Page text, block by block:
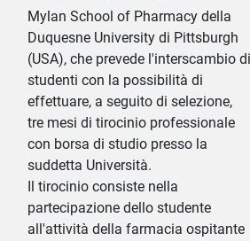
Mylan School of Pharmacy della
Duquesne University di Pittsburgh
(USA), che prevede l'interscambio di
studenti con la possibilità di
effettuare, a seguito di selezione,
tre mesi di tirocinio professionale
con borsa di studio presso la
suddetta Università.
Il tirocinio consiste nella
partecipazione dello studente
all'attività della farmacia ospitante